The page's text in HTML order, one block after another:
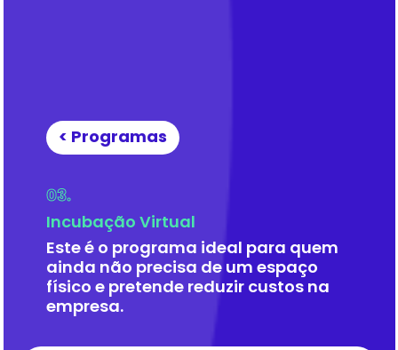
< Programas
03.
Incubação Virtual
Este é o programa ideal para quem
ainda não precisa de um espaço
físico e pretende reduzir custos na
empresa.